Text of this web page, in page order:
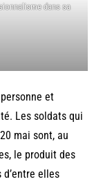
dans sa
et
Les soldats qui
mai sont, au
le produit des
elles